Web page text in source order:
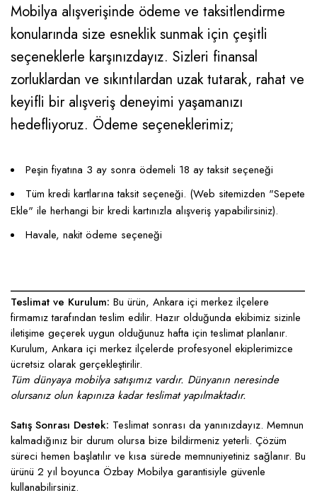
Mobilya alışverişinde ödeme ve taksitlendirme
konularında size esneklik sunmak için çeşitli
seçeneklerle karşınızdayız. Sizleri finansal
zorluklardan ve sıkıntılardan uzak tutarak, rahat ve
keyifli bir alışveriş deneyimi yaşamanızı
hedefliyoruz. Ödeme seçeneklerimiz;
Peşin fiyatına 3 ay sonra ödemeli 18 ay taksit seçeneği
Tüm kredi kartlarına taksit seçeneği. (Web sitemizden "Sepete
Ekle" ile herhangi bir kredi kartınızla alışveriş yapabilirsiniz).
Havale, nakit ödeme seçeneği
____________________________________________________
Teslimat ve Kurulum: Bu ürün, Ankara içi merkez ilçelere
firmamız tarafından teslim edilir. Hazır olduğunda ekibimiz sizinle
iletişime geçerek uygun olduğunuz hafta için teslimat planlanır.
Kurulum, Ankara içi merkez ilçelerde profesyonel ekiplerimizce
ücretsiz olarak gerçekleştirilir.
Tüm dünyaya mobilya satışımız vardır. Dünyanın neresinde
olursanız olun kapınıza kadar teslimat yapılmaktadır.
Satış Sonrası Destek: Teslimat sonrası da yanınızdayız. Memnun
kalmadığınız bir durum olursa bize bildirmeniz yeterli. Çözüm
süreci hemen başlatılır ve kısa sürede memnuniyetiniz sağlanır. Bu
ürünü 2 yıl boyunca Özbay Mobilya garantisiyle güvenle
kullanabilirsiniz.